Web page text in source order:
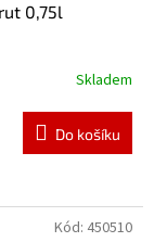
0,75l
Skladem
Do košíku
Kód: 450510